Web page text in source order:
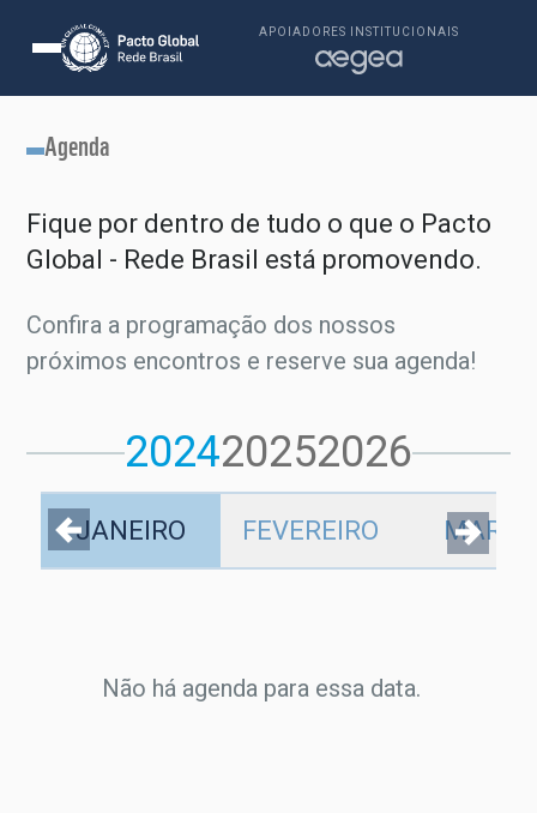
APOIADORES INSTITUCIONAIS
Agenda
Fique por dentro de tudo o que o Pacto
Global - Rede Brasil está promovendo.
Confira a programação dos nossos
próximos encontros e reserve sua agenda!
202420252026
JANEIRO FEVEREIRO MARÇO
Não há agenda para essa data.